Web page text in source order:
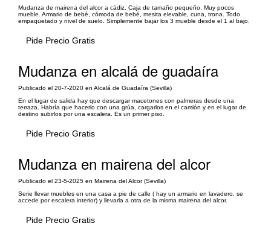
Mudanza de mairena del alcor a cádiz. Caja de tamaño pequeño. Muy pocos
mueble. Armario de bebé, cómoda de bebé, mesita elevable, cuna, trona. Todo
empaquetado y nivel de suelo. Simplemente bajar los 3 mueble desde el 1 al bajo.
Pide Precio Gratis
Mudanza en alcalá de guadaíra
Publicado el 20-7-2020 en Alcalá de Guadaíra (Sevilla)
En el lugar de salida hay que descargar macetones con palmeras desde una
terraza. Habría que hacerlo con una grúa, cargarlos en el camión y en el lugar de
destino subirlos por una escalera. Es un primer piso.
Pide Precio Gratis
Mudanza en mairena del alcor
Publicado el 23-5-2025 en Mairena del Alcor (Sevilla)
Serie llevar muebles en una casa a pie de calle ( hay un armario en lavadero, se
accede por escalera interior) y llevarla a otra de la misma mairena del alcor.
Pide Precio Gratis